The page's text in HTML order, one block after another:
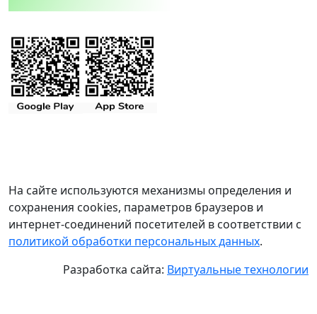
На сайте используются механизмы определения и
сохранения cookies, параметров браузеров и
интернет-соединений посетителей в соответствии с
политикой обработки персональных данных.
Разработка сайта: Виртуальные технологии